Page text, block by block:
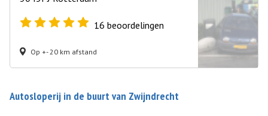
16 beoordelingen
Op +- 20 km afstand
Autosloperij in de buurt van Zwijndrecht